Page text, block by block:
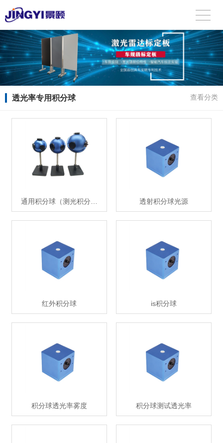
透光率专用积分球 查看分类
通用积分球（测光积分… 透射积分球光源
红外积分球 is积分球
积分球透光率雾度 积分球测试透光率